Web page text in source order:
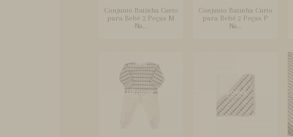
Conjunto Batinha Curto
para Bebê 2 Peças M
Na...
Conjunto Batinha Curto
para Bebê 2 Peças P
Na...